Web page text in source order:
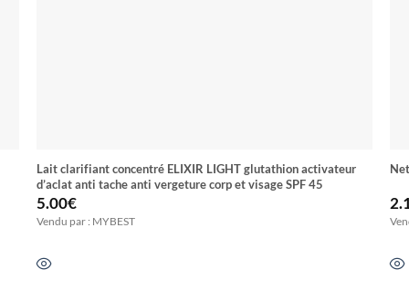
Lait clarifiant concentré ELIXIR LIGHT glutathion activateur
d’aclat anti tache anti vergeture corp et visage SPF 45
5.00€
Vendu par : MYBEST